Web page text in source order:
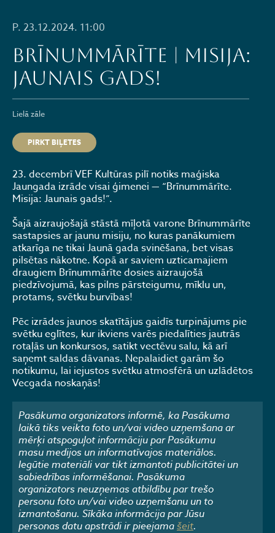
P. 23.12.2024. 11:00
Brīnummārīte | Misija:
Jaunais gads!
Lielā zāle
PIRKT BIĻETES
23. decembrī VEF Kultūras pilī notiks maģiska
Jaungada izrāde visai ģimenei — “Brīnummārīte.
Misija: Jaunais gads!”.
Šajā aizraujošajā stāstā mīļotā varone Brīnummārīte
sastapsies ar jaunu misiju, no kuras panākumiem
atkarīga ne tikai Jaunā gada svinēšana, bet visas
pilsētas nākotne. Kopā ar saviem uzticamajiem
draugiem Brīnummārīte dosies aizraujošā
piedzīvojumā, kas pilns pārsteigumu, mīklu un,
protams, svētku burvības!
Pēc izrādes jaunos skatītājus gaidīs turpinājums pie
svētku eglītes, kur ikviens varēs piedalīties jautrās
rotaļās un konkursos, satikt vectēvu salu, kā arī
saņemt saldas dāvanas. Nepalaidiet garām šo
notikumu, lai iejustos svētku atmosfērā un uzlādētos
Vecgada noskaņās!
Pasākuma organizators informē, ka Pasākuma
laikā tiks veikta foto un/vai video uzņemšana ar
mērķi atspoguļot informāciju par Pasākumu
masu medijos un informatīvajos materiālos.
Iegūtie materiāli var tikt izmantoti publicitātei un
sabiedrības informēšanai. Pasākuma
organizators neuzņemas atbildību par trešo
personu foto un/vai video uzņemšanu un to
izmantošanu. Sīkāka informācija par Jūsu
personas datu apstrādi ir pieejamašeit.